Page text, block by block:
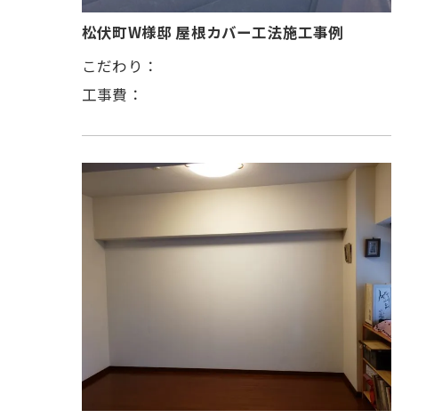
松伏町W様邸 屋根カバー工法施工事例
こだわり：
工事費：